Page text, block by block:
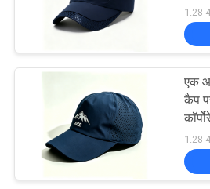
समाचार
मामलों
साइटमैप
5 पैनल बेसबॉल
वजन
एक
कैप
है